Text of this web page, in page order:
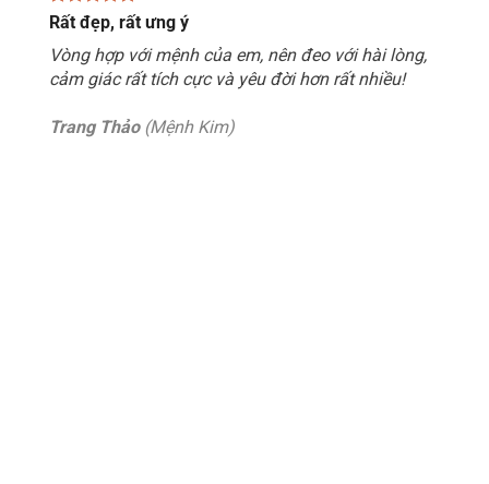
Rất đẹp, rất ưng ý
Vòng hợp với mệnh của em, nên đeo với hài lòng,
cảm giác rất tích cực và yêu đời hơn rất nhiều!
Trang Thảo(Mệnh Kim)